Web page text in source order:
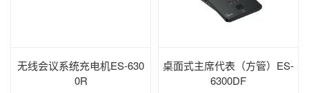
无线会议系统充电机ES-630
0R
桌面式主席代表（方管）ES-
6300DF